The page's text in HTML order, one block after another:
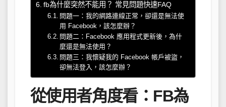
fb為什麼突然不能用？ 常見問題快速FAQ
問題一：我的網路連線正常，卻還是無法使
用 Facebook，該怎麼辦？
問題二：Facebook 應用程式更新後，為什
麼還是無法使用？
問題三：我懷疑我的 Facebook 帳戶被盜，
卻無法登入，該怎麼辦？
從使用者角度看：FB為